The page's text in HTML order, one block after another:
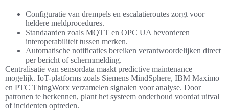
Configuratie van drempels en escalatieroutes zorgt voor
heldere meldprocedures.
Standaarden zoals MQTT en OPC UA bevorderen
interoperabiliteit tussen merken.
Automatische notificaties bereiken verantwoordelijken direct
per bericht of schermmelding.
Centralisatie van sensordata maakt predictive maintenance
mogelijk. IoT-platforms zoals Siemens MindSphere, IBM Maximo
en PTC ThingWorx verzamelen signalen voor analyse. Door
patronen te herkennen, plant het systeem onderhoud voordat uitval
of incidenten optreden.